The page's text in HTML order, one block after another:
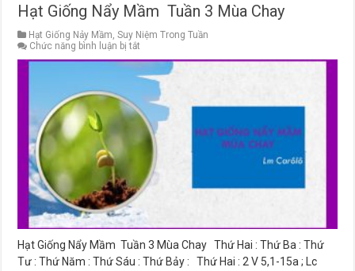
Hạt Giống Nẩy Mầm Tuần 3 Mùa Chay
Hạt Giống Nảy Mầm ,Suy Niệm Trong Tuần
Chức năng bình luận bị tắt
Giống
Nẩy
Mầm
Tuần
3
Mùa
Chay
Hạt Giống Nẩy Mầm Tuần 3 Mùa Chay Thứ Hai : Thứ Ba : Thứ
Tư : Thứ Năm : Thứ Sáu : Thứ Bảy : Thứ Hai : 2 V 5,1-15a ; Lc